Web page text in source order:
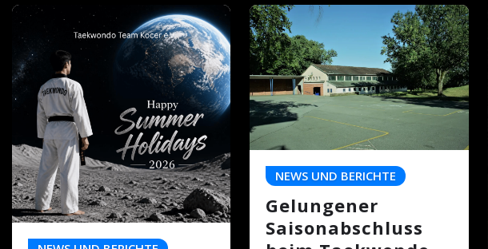
NEWS UND BERICHTE
Gelungener
Saisonabschluss